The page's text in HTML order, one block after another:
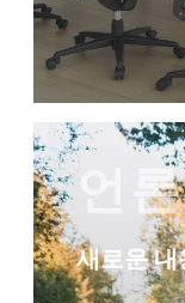
언
새로운 내